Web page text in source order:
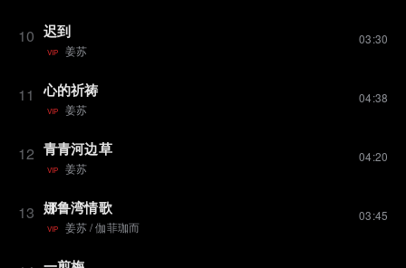
10 迟到
VIP 姜苏
03:30
11 心的祈祷
VIP 姜苏
04:38
12 青青河边草
VIP 姜苏
04:20
13 娜鲁湾情歌
VIP 姜苏/伽菲珈而
03:45